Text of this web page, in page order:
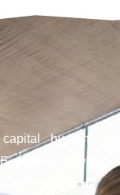
humano
que incluye:
cabeza de